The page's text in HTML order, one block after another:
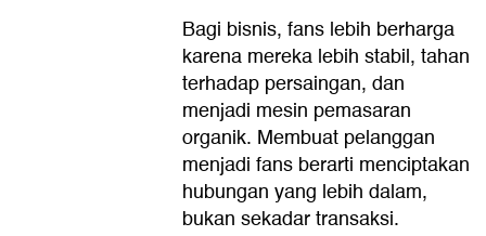
Bagi bisnis, fans lebih berharga
karena mereka lebih stabil, tahan
terhadap persaingan, dan
menjadi mesin pemasaran
organik. Membuat pelanggan
menjadi fans berarti menciptakan
hubungan yang lebih dalam,
bukan sekadar transaksi.